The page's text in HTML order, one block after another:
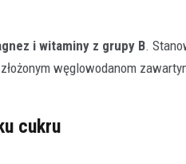
i witaminy z grupy B.
węglowodanom
cukru